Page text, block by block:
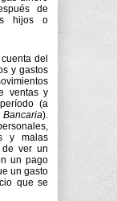
de
hijos o
del
y gastos
ventas y
(a
).
y malas
de ver un
un pago
un gasto
que se